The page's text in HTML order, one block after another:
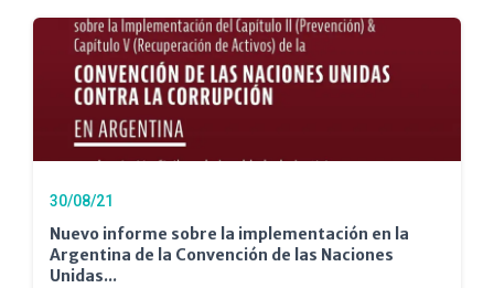
30/08/21
Nuevo informe sobre la implementación en la
Argentina de la Convención de las Naciones
Unidas...